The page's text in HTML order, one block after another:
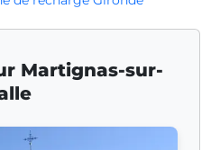
Martignas-sur-